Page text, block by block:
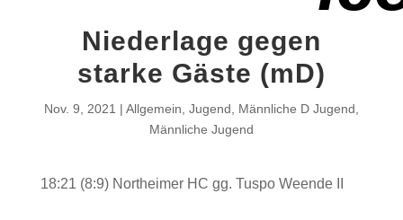
Niederlage gegen
starke Gäste (mD)
Nov. 9, 2021 Allgemein Jugend Männliche D Jugend
Männliche Jugend
18:21 (8:9) Northeimer HC gg. Tuspo Weende II
2. Herren
1. Damen
Weibliche
Minis &
Spielbetrieb
Spieltagssponsoren
Satzung
FWD
Download
Kooperationen